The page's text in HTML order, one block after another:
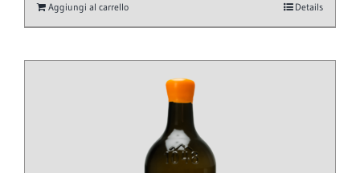
Aggiungi al carrello Details